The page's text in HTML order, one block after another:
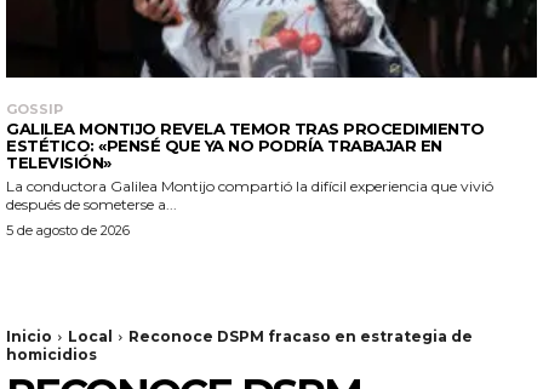
GOSSIP
GALILEA MONTIJO REVELA TEMOR TRAS PROCEDIMIENTO
ESTÉTICO: «PENSÉ QUE YA NO PODRÍA TRABAJAR EN
TELEVISIÓN»
La conductora Galilea Montijo compartió la difícil experiencia que vivió
después de someterse a...
5 de agosto de 2026